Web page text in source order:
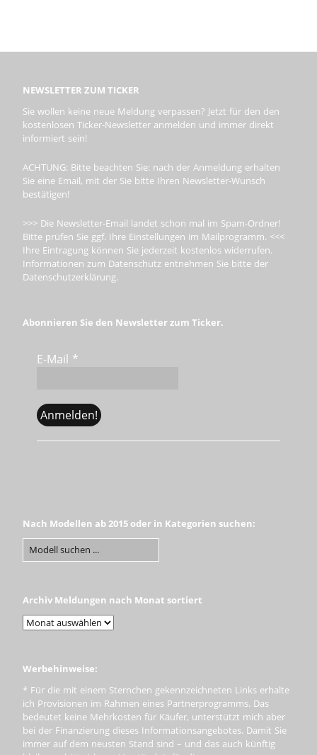
NEWSLETTER ZUM TICKER
Sie wollen keine neue Meldung verpassen? Jetzt für den den
kostenlosen Ticker-Newsletter anmelden und immer direkt
informiert sein!
ACHTUNG: Bitte beachten Sie: nach der Anmeldung erhalten
Sie eine Email, mit der Sie bitte Ihren Newsletter-Wunsch
bestätigen!
>>> Die Newsletter-Email landet schon mal im Spam-Ordner!
Bitte prüfen Sie ggf. Ihre Einstellungen im Mailprogramm. <<<
Ihre Eintragung können Sie jederzeit kostenlos widerrufen.
Informationen zum Datenschutz entnehmen Sie bitte der
Datenschutzerklärung.
Abonnieren Sie den Newsletter zum Ticker.
E-Mail *
Nach Modellen ab 2015 oder in Kategorien suchen:
Archiv Meldungen nach Monat sortiert
Werbehinweise:
* Für die mit einem Sternchen gekennzeichneten Links erhalte
ich Provisionen im Rahmen eines Partnerprogramms. Das
bedeutet keine Mehrkosten für Käufer, unterstützt mich aber
bei der Finanzierung dieses Informationsangebotes. Damit Sie
immer auf dem neusten Stand sind – und das auch künftig